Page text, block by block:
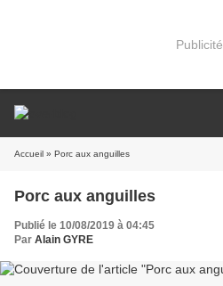
Publicité
Accueil » Porc aux anguilles
Porc aux anguilles
Publié le 10/08/2019 à 04:45
Par Alain GYRE